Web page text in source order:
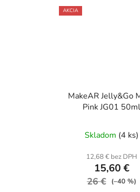
AKCIA
MakeAR Jelly&Go
Pink JG01 50ml
Skladom (4 ks)
12,68 € bez DPH
15,60 €
26 € (–40 %)